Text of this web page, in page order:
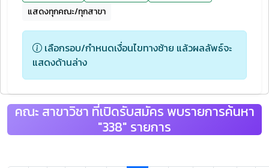
แสดงทุกคณะ/ทุกสาขา
เลือกรอบ/กำหนดเงื่อนไขทางซ้าย แล้วผลลัพธ์จะ
แสดงด้านล่าง
คณะ สาขาวิชา ที่เปิดรับสมัคร พบรายการค้นหา
"338" รายการ